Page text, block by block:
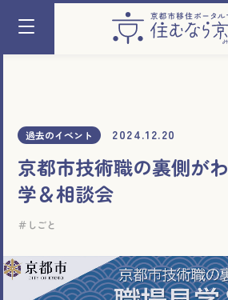
過去のイベント 2024.12.20
京都市技術職の裏側が
学＆相談会
しごと